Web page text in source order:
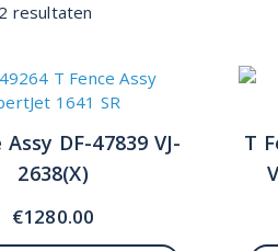
resultaten
DF-47839 VJ-
2638(X)
€1280.00
T